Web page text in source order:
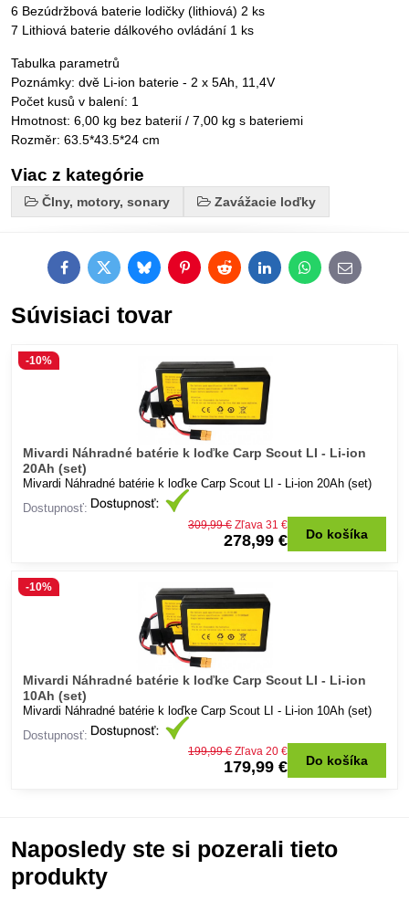
6 Bezúdržbová baterie lodičky (lithiová) 2 ks
7 Lithiová baterie dálkového ovládání 1 ks
Tabulka parametrů
Poznámky: dvě Li-ion baterie - 2 x 5Ah, 11,4V
Počet kusů v balení: 1
Hmotnost: 6,00 kg bez baterií / 7,00 kg s bateriemi
Rozměr: 63.5*43.5*24 cm
Viac z kategórie
Člny, motory, sonary Zavážacie loďky
FacebookTwitterBlueskyPinterestRedditLinkedInWhatsApp
E-
mail
Súvisiaci tovar
Mivardi Náhradné batérie k loďke Carp Scout LI - Li-ion
20Ah (set)
-10%
Mivardi Náhradné batérie k loďke Carp Scout LI - Li-ion 20Ah (set)
Dostupnosť:
278,99 €
309,99 € Zľava 31 €
Do košíka
Mivardi Náhradné batérie k loďke Carp Scout LI - Li-ion
10Ah (set)
-10%
Mivardi Náhradné batérie k loďke Carp Scout LI - Li-ion 10Ah (set)
Dostupnosť:
179,99 €
199,99 € Zľava 20 €
Do košíka
Naposledy ste si pozerali tieto
produkty